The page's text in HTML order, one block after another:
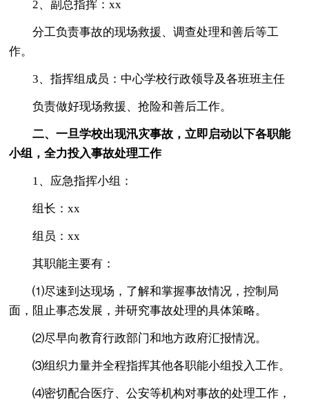
2、副总指挥：xx
分工负责事故的现场救援、调查处理和善后等工
作。
3、指挥组成员：中心学校行政领导及各班班主任
负责做好现场救援、抢险和善后工作。
二、一旦学校出现汛灾事故，立即启动以下各职能
小组，全力投入事故处理工作
1、应急指挥小组：
组长：xx
组员：xx
其职能主要有：
⑴尽速到达现场，了解和掌握事故情况，控制局
面，阻止事态发展，并研究事故处理的具体策略。
⑵尽早向教育行政部门和地方政府汇报情况。
⑶组织力量并全程指挥其他各职能小组投入工作。
⑷密切配合医疗、公安等机构对事故的处理工作，